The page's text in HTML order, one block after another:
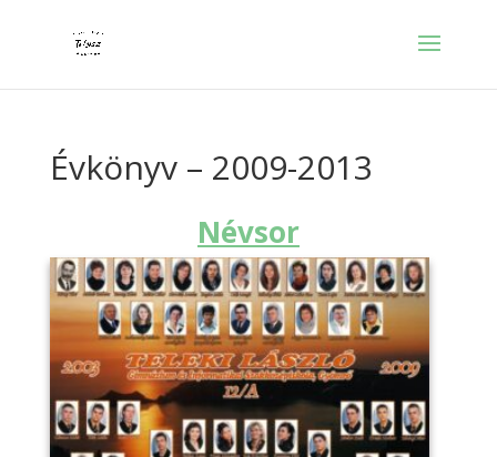
Évkönyv – 2009-2013
Névsor